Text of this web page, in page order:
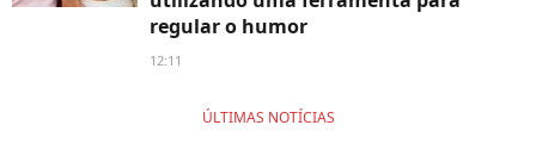
regular o humor
12:11
ÚLTIMAS NOTÍCIAS